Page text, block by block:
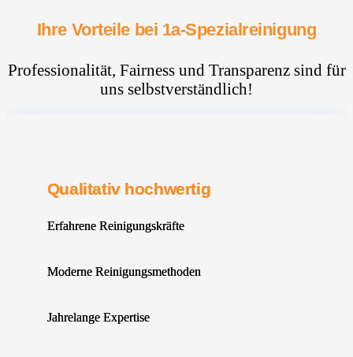
Ihre Vorteile bei 1a-Spezialreinigung
Professionalität, Fairness und Transparenz sind für
uns selbstverständlich!
Qualitativ hochwertig
Erfahrene Reinigungskräfte
Moderne Reinigungsmethoden
Jahrelange Expertise